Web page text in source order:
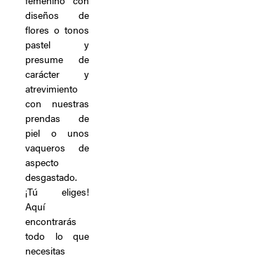
diseños de
flores o tonos
pastel y
presume de
carácter y
atrevimiento
con nuestras
prendas de
piel o unos
vaqueros de
aspecto
desgastado.
¡Tú eliges!
Aquí
encontrarás
todo lo que
necesitas